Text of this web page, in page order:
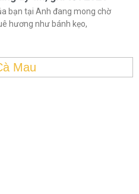
bạn tại Anh đang mong chờ
hương như bánh kẹo,